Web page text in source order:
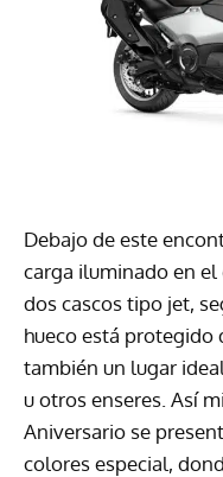
Debajo de este
carga iluminado en
dos cascos tipo jet,
hueco está protegido
también un lugar
u otros enseres. Así
Aniversario se
colores especial,